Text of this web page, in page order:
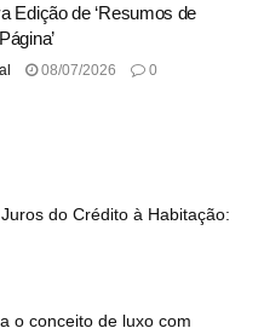
Edição de ‘Resumos de
08/07/2026 0
do Crédito à Habitação:
o conceito de luxo com